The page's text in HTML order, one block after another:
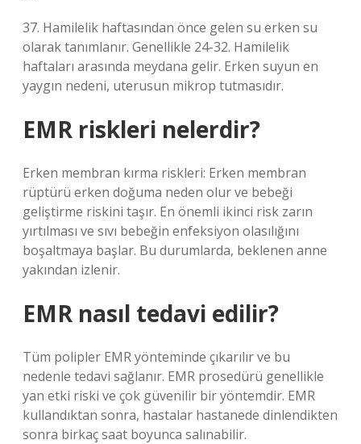
37. Hamilelik haftasından önce gelen su erken su
olarak tanımlanır. Genellikle 24-32. Hamilelik
haftaları arasında meydana gelir. Erken suyun en
yaygın nedeni, uterusun mikrop tutmasıdır.
EMR riskleri nelerdir?
Erken membran kırma riskleri: Erken membran
rüptürü erken doğuma neden olur ve bebeği
geliştirme riskini taşır. En önemli ikinci risk zarın
yırtılması ve sıvı bebeğin enfeksiyon olasılığını
boşaltmaya başlar. Bu durumlarda, beklenen anne
yakından izlenir.
EMR nasıl tedavi edilir?
Tüm polipler EMR yönteminde çıkarılır ve bu
nedenle tedavi sağlanır. EMR prosedürü genellikle
yan etki riski ve çok güvenilir bir yöntemdir. EMR
kullandıktan sonra, hastalar hastanede dinlendikten
sonra birkaç saat boyunca salınabilir.